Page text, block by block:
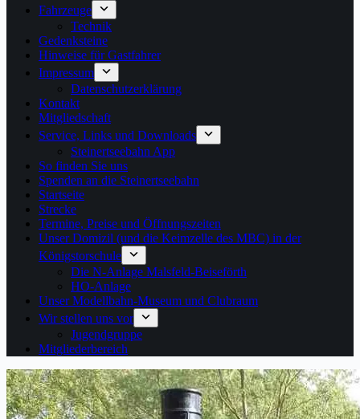
Fahrzeuge
Technik
Gedenksteine
Hinweise für Gastfahrer
Impressum
Datenschutzerklärung
Kontakt
Mitgliedschaft
Service, Links und Downloads
Steinertseebahn App
So finden Sie uns
Spenden an die Steinertseebahn
Startseite
Strecke
Termine, Preise und Öffnungszeiten
Unser Domizil (und die Keimzelle des MBC) in der
Königstorschule
Die N-Anlage Malsfeld-Beiseförth
HO-Anlage
Unser Modellbahn-Museum und Clubraum
Wir stellen uns vor
Jugendgruppe
Mitgliederbereich